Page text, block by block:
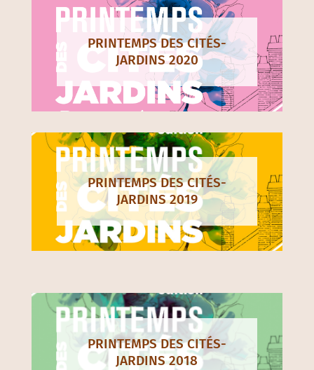
PRINTEMPS DES CITÉS-
JARDINS 2020
PRINTEMPS DES CITÉS-
JARDINS 2019
PRINTEMPS DES CITÉS-
JARDINS 2018